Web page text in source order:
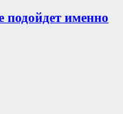
подойдет именно